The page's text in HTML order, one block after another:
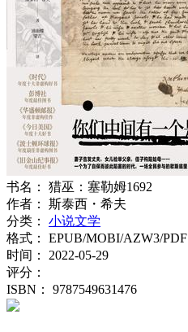
书名：
猎巫：塞勒姆1692
作者：
斯泰西・希夫
分类：
小说文学
格式：
EPUB/MOBI/AZW3/PDF
时间：
2022-05-29
评分：
ISBN：
9787549631476